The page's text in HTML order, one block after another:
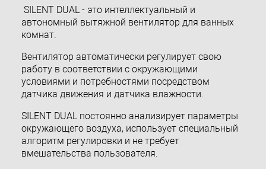
SILENT DUAL - это интеллектуальный и
автономный вытяжной вентилятор для ванных
комнат.
Вентилятор автоматически регулирует свою
работу в соответствии с окружающими
условиями и потребностями посредством
датчика движения и датчика влажности.
SILENT DUAL постоянно анализирует параметры
окружающего воздуха, использует специальный
алгоритм регулировки и не требует
вмешательства пользователя.